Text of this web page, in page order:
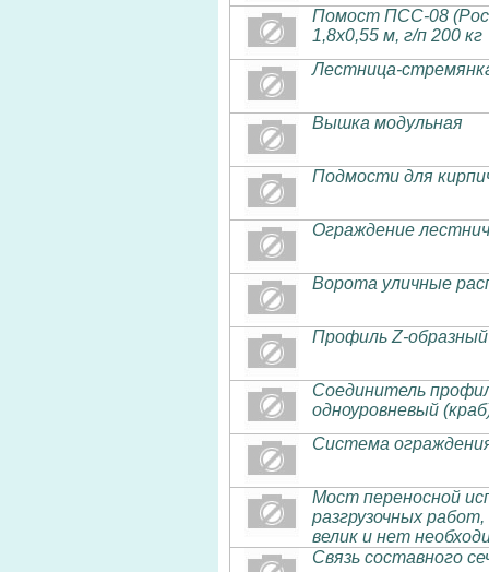
Помост ПСС-08
1,8х0,55 м, г/п 200 кг
Лестница-
Вышка модульная
Подмости для
Ограждение
Ворота уличные
Профиль Z-образный
Соединитель
одноуровневый
Система
Мост переносной
разгрузочных
велик и нет
Связь составного